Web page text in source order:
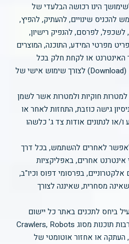
הינו רכושה הבלעדי של
להכניס שינויים, להעתיק, להפיץ,
לפרסם, להנפיק רישיון,
מפרטי המידע, התוכנה, המוצרים
האינטרנט או לקחת חלק בכל
האמור, למעט שליפת נתונים (Download) לצורך שימוש אישי של
חוקיות ולמטרות אשר לשמן
גישה כוזבת, התחזות לאחר או
או לנתונים אודות צד ג' כלשהו
לאחרים להשתמש, בכל דרך
אחרים, באפליקציות
אלקטרוניים, בפרסומי דפוס וכיו"ב,
מסחרית, שאיננה לצורך
ביחס לתכנים באתר כל יישום
מחשב או כל אמצעי אחר, לרבות תוכנות מסוג Crawlers, Robots
העתקה או אחזור אוטומטי של